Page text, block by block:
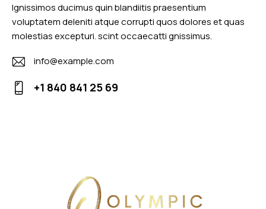
Ignissimos ducimus quin blandiitis praesentium
voluptatem deleniti atque corrupti quos dolores et quas
molestias excepturi. scint occaecatti gnissimus.
E-
m
info@example.com
+1 840 841 25 69